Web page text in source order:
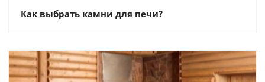
Как выбрать камни для печи?